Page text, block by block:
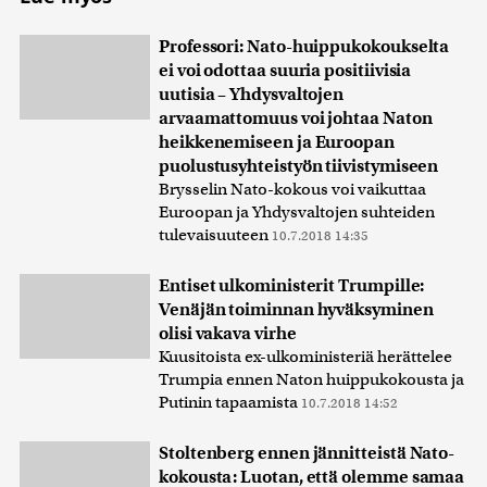
Professori: Nato-huippukokoukselta
ei voi odottaa suuria positiivisia
uutisia – Yhdysvaltojen
arvaamattomuus voi johtaa Naton
heikkenemiseen ja Euroopan
puolustusyhteistyön tiivistymiseen
Brysselin Nato-kokous voi vaikuttaa
Euroopan ja Yhdysvaltojen suhteiden
tulevaisuuteen 10.7.2018 14:35
Entiset ulkoministerit Trumpille:
Venäjän toiminnan hyväksyminen
olisi vakava virhe
Kuusitoista ex-ulkoministeriä herättelee
Trumpia ennen Naton huippukokousta ja
Putinin tapaamista 10.7.2018 14:52
Stoltenberg ennen jännitteistä Nato-
kokousta: Luotan, että olemme samaa